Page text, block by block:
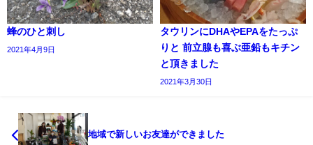
蜂のひと刺し
2021年4月9日
タウリンにDHAやEPAをたっぷ
りと 前立腺も喜ぶ亜鉛もキチン
と頂きました
2021年3月30日
地域で新しいお友達ができました